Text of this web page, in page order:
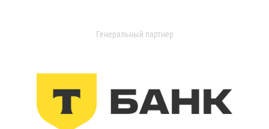
Генеральный партнер